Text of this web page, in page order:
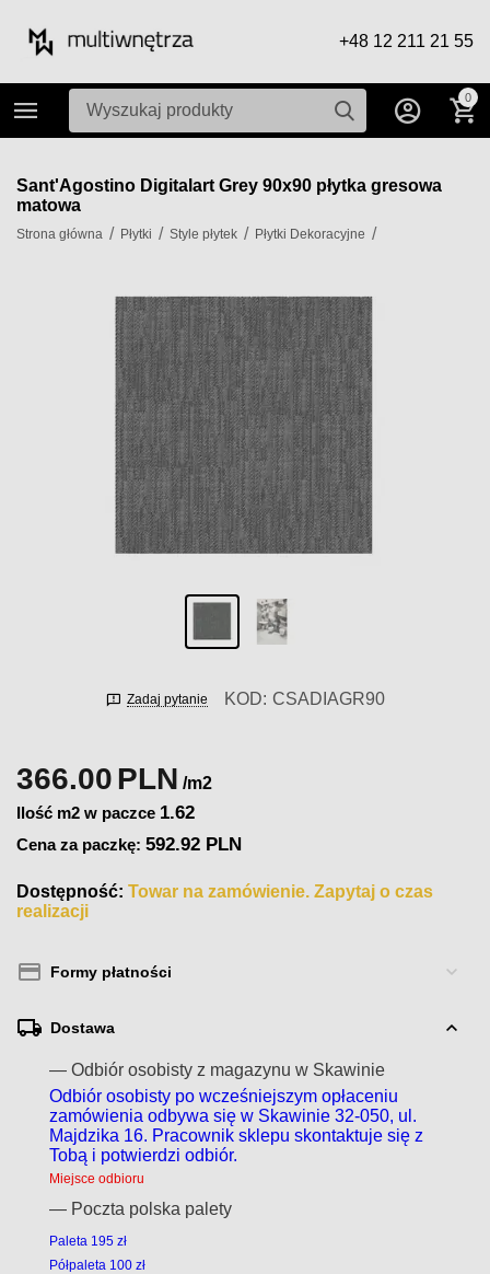
+48 12 211 21 55
0
Sant'Agostino Digitalart Grey 90x90 płytka gresowa
matowa
Strona główna / Płytki / Style płytek / Płytki Dekoracyjne /
Zadaj pytanie KOD: CSADIAGR90
366.00PLN /m2
Ilość m2 w paczce 1.62
Cena za paczkę:592.92 PLN
Dostępność: Towar na zamówienie. Zapytaj o czas
realizacji
Formy płatności
Dostawa
— Odbiór osobisty z magazynu w Skawinie
Odbiór osobisty po wcześniejszym opłaceniu
zamówienia odbywa się w Skawinie 32-050, ul.
Majdzika 16. Pracownik sklepu skontaktuje się z
Tobą i potwierdzi odbiór.
Miejsce odbioru
— Poczta polska palety
Paleta 195 zł
Półpaleta 100 zł